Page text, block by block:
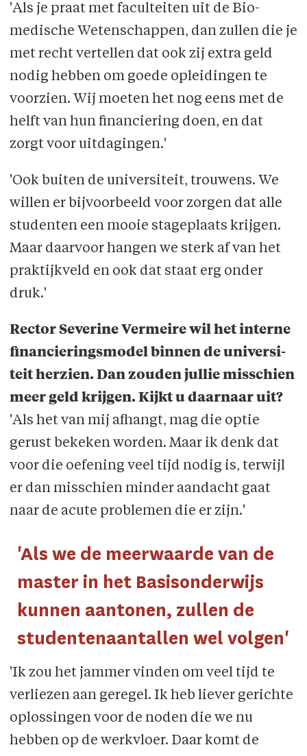
'Als je praat met faculteiten uit de Bio­
medische Wetenschappen, dan zullen die je
met recht vertellen dat ook zij extra geld
nodig hebben om goede opleidingen te
voorzien. Wij moe­ten het nog eens met de
helft van hun financiering doen, en dat
zorgt voor uitdaging­en.'
'Ook buiten de universiteit, trouwens. We
willen er bij­voor­beeld voor zorgen dat alle
studenten een mooie stageplaats krijgen.
Maar daarvoor hangen we sterk af van het
praktijkveld en ook dat staat erg onder
druk.'
Rector Severine Vermeire wil het interne
financieringsmodel binnen de universi­
teit herzien. Dan zouden jullie misschien
meer geld krijgen. Kijkt u daarnaar uit?
'Als het van mij afhangt, mag die optie
gerust bekeken worden. Maar ik denk dat
voor die oefening veel tijd nodig is, terwijl
er dan misschien minder aandacht gaat
naar de acute problemen die er zijn.'
'Als we de meerwaarde van de
master in het Basisonderwijs
kunnen aantonen, zullen de
studentenaantallen wel volgen'
'Ik zou het jammer vinden om veel tijd te
verliezen aan geregel. Ik heb liever gerichte
oplossingen voor de noden die we nu
hebben op de werkvloer. Daar komt de